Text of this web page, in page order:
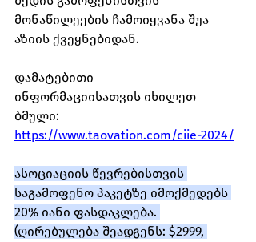
მონაწილეების ჩამოიყვანა შუა
აზიის ქვეყნებიდან.
დამატებითი
ინფორმაციისათვის იხილეთ
ბმული:
https://www.taovation.com/ciie-2024/
ასოციაციის წევრებისთვის
საგამოფენო პაკეტზე იმოქმედებს
20% იანი ფასდაკლება.
(ღირებულება შეადგენს: $2999,